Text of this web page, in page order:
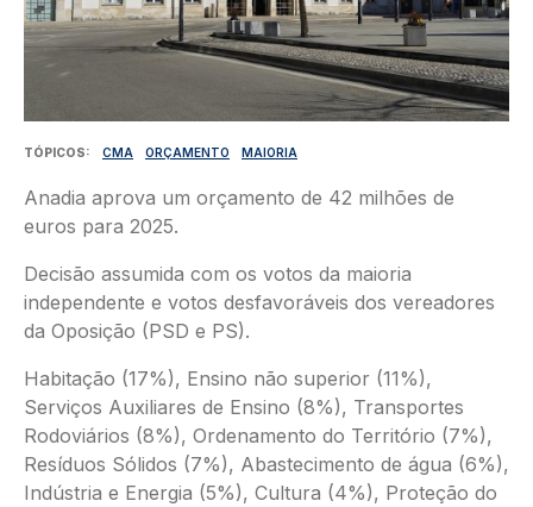
TÓPICOS CMA ORÇAMENTO MAIORIA
Anadia aprova um orçamento de 42 milhões de
euros para 2025.
Decisão assumida com os votos da maioria
independente e votos desfavoráveis dos vereadores
da Oposição (PSD e PS).
Habitação (17%), Ensino não superior (11%),
Serviços Auxiliares de Ensino (8%), Transportes
Rodoviários (8%), Ordenamento do Território (7%),
Resíduos Sólidos (7%), Abastecimento de água (6%),
Indústria e Energia (5%), Cultura (4%), Proteção do